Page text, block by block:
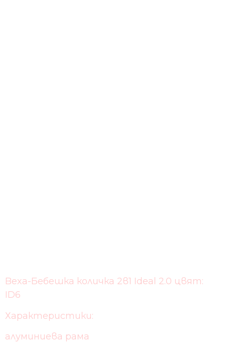
Bexa-Бебешка количка 2в1 Ideal 2.0 цвят:
ID6
Характеристики:
алуминиева рама